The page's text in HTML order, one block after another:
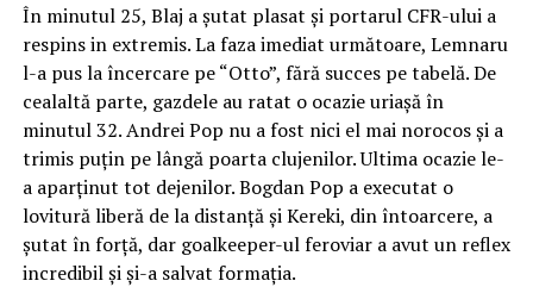
În minutul 25, Blaj a șutat plasat și portarul CFR-ului a
respins in extremis. La faza imediat următoare, Lemnaru
l-a pus la încercare pe “Otto”, fără succes pe tabelă. De
cealaltă parte, gazdele au ratat o ocazie uriașă în
minutul 32. Andrei Pop nu a fost nici el mai norocos și a
trimis puțin pe lângă poarta clujenilor. Ultima ocazie le-
a aparținut tot dejenilor. Bogdan Pop a executat o
lovitură liberă de la distanță și Kereki, din întoarcere, a
șutat în forță, dar goalkeeper-ul feroviar a avut un reflex
incredibil și și-a salvat formația.